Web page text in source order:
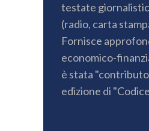
testate
(radio, carta
Fornisce
economico-
è stata
edizione di